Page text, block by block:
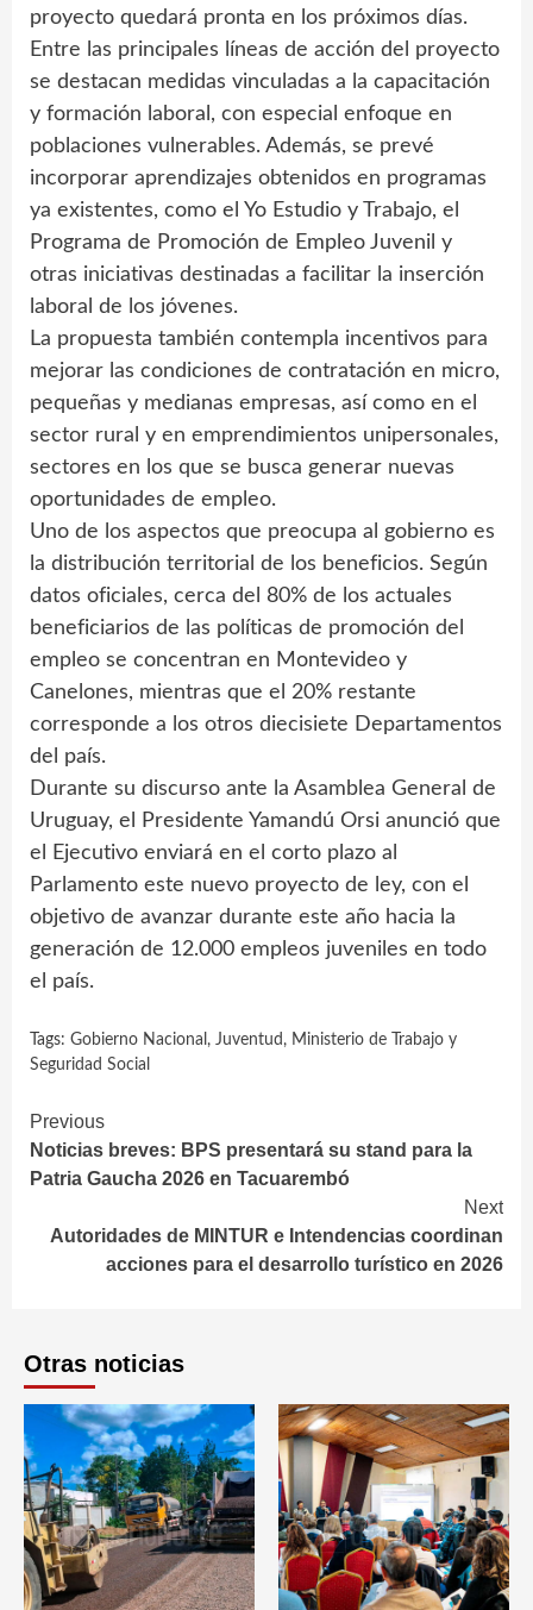
proyecto quedará pronta en los próximos días.
Entre las principales líneas de acción del proyecto
se destacan medidas vinculadas a la capacitación
y formación laboral, con especial enfoque en
poblaciones vulnerables. Además, se prevé
incorporar aprendizajes obtenidos en programas
ya existentes, como el Yo Estudio y Trabajo, el
Programa de Promoción de Empleo Juvenil y
otras iniciativas destinadas a facilitar la inserción
laboral de los jóvenes.
La propuesta también contempla incentivos para
mejorar las condiciones de contratación en micro,
pequeñas y medianas empresas, así como en el
sector rural y en emprendimientos unipersonales,
sectores en los que se busca generar nuevas
oportunidades de empleo.
Uno de los aspectos que preocupa al gobierno es
la distribución territorial de los beneficios. Según
datos oficiales, cerca del 80% de los actuales
beneficiarios de las políticas de promoción del
empleo se concentran en Montevideo y
Canelones, mientras que el 20% restante
corresponde a los otros diecisiete Departamentos
del país.
Durante su discurso ante la Asamblea General de
Uruguay, el Presidente Yamandú Orsi anunció que
el Ejecutivo enviará en el corto plazo al
Parlamento este nuevo proyecto de ley, con el
objetivo de avanzar durante este año hacia la
generación de 12.000 empleos juveniles en todo
el país.
Tags: Gobierno Nacional , Juventud , Ministerio de Trabajo y
Seguridad Social
Continue
Reading
Previous
Noticias breves: BPS presentará su stand para la
Patria Gaucha 2026 en Tacuarembó
Next
Autoridades de MINTUR e Intendencias coordinan
acciones para el desarrollo turístico en 2026
Otras noticias